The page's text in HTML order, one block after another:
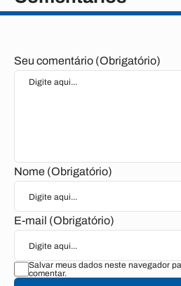
Seu comentário (Obrigatório)
Nome (Obrigatório)
E-mail (Obrigatório)
Salvar meus dados neste navegador
comentar.